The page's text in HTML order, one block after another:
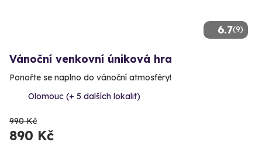
6.7(9)
Vánoční venkovní úniková hra
Ponořte se naplno do vánoční atmosféry!
Olomouc (+ 5 dalších lokalit)
990 Kč
890 Kč